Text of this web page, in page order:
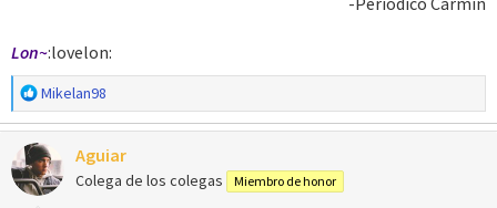
Lon~:lovelon:
R
e
a
c
c
i
Mikelan98
Aguiar
Colega de los colegas Miembro de honor